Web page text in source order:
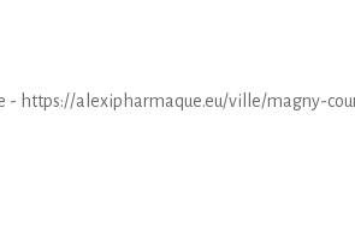
- https://alexipharmaque.eu/ville/magny-